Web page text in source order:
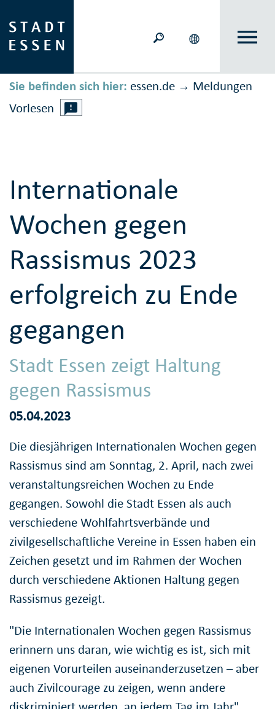
Sie befinden sich hier: essen.de → Meldungen
Vorlesen
Internationale
Wochen gegen
Rassismus 2023
erfolgreich zu Ende
gegangen
Stadt Essen zeigt Haltung
gegen Rassismus
05.04.2023
Die diesjährigen Internationalen Wochen gegen
Rassismus sind am Sonntag, 2. April, nach zwei
veranstaltungsreichen Wochen zu Ende
gegangen. Sowohl die Stadt Essen als auch
verschiedene Wohlfahrtsverbände und
zivilgesellschaftliche Vereine in Essen haben ein
Zeichen gesetzt und im Rahmen der Wochen
durch verschiedene Aktionen Haltung gegen
Rassismus gezeigt.
"Die Internationalen Wochen gegen Rassismus
erinnern uns daran, wie wichtig es ist, sich mit
eigenen Vorurteilen auseinanderzusetzen – aber
auch Zivilcourage zu zeigen, wenn andere